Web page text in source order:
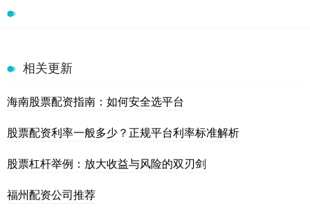
相关更新
海南股票配资指南：如何安全选平台
股票配资利率一般多少？正规平台利率标准解析
股票杠杆举例：放大收益与风险的双刃剑
福州配资公司推荐